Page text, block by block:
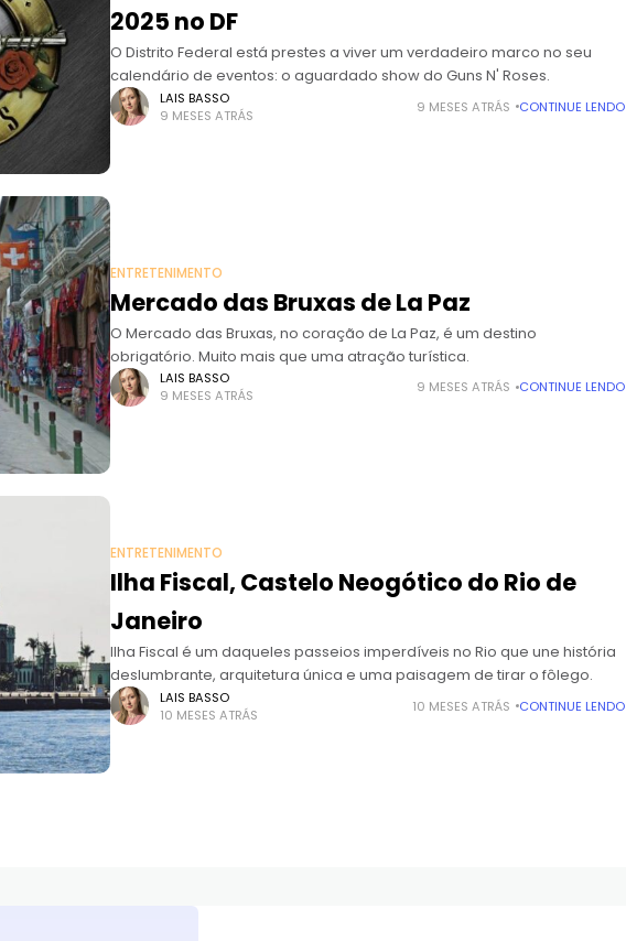
2025 no DF
O Distrito Federal está prestes a viver um verdadeiro marco no seu
calendário de eventos: o aguardado show do Guns N' Roses.
LAIS BASSO
9 MESES ATRÁS
9 MESES ATRÁS CONTINUE LENDO
ENTRETENIMENTO
Mercado das Bruxas de La Paz
O Mercado das Bruxas, no coração de La Paz, é um destino
obrigatório. Muito mais que uma atração turística.
LAIS BASSO
9 MESES ATRÁS
9 MESES ATRÁS CONTINUE LENDO
ENTRETENIMENTO
Ilha Fiscal, Castelo Neogótico do Rio de
Janeiro
Ilha Fiscal é um daqueles passeios imperdíveis no Rio que une história
deslumbrante, arquitetura única e uma paisagem de tirar o fôlego.
LAIS BASSO
10 MESES ATRÁS
10 MESES ATRÁS CONTINUE LENDO